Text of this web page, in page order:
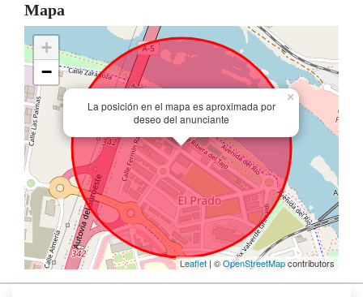
Mapa
La posición en el mapa es aproximada por
deseo del anunciante
×
+
−
Leaflet | ©OpenStreetMapcontributors